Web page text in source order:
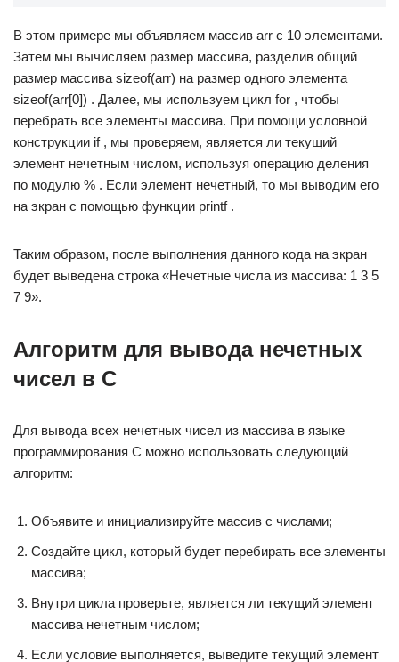
В этом примере мы объявляем массив arr с 10 элементами.
Затем мы вычисляем размер массива, разделив общий
размер массива sizeof(arr) на размер одного элемента
sizeof(arr[0]) . Далее, мы используем цикл for , чтобы
перебрать все элементы массива. При помощи условной
конструкции if , мы проверяем, является ли текущий
элемент нечетным числом, используя операцию деления
по модулю % . Если элемент нечетный, то мы выводим его
на экран с помощью функции printf .
Таким образом, после выполнения данного кода на экран
будет выведена строка «Нечетные числа из массива: 1 3 5
7 9».
Алгоритм для вывода нечетных
чисел в C
Для вывода всех нечетных чисел из массива в языке
программирования C можно использовать следующий
алгоритм:
Объявите и инициализируйте массив с числами;
Создайте цикл, который будет перебирать все элементы
массива;
Внутри цикла проверьте, является ли текущий элемент
массива нечетным числом;
Если условие выполняется, выведите текущий элемент